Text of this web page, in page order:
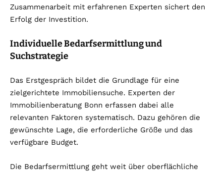
Zusammenarbeit mit erfahrenen Experten sichert den
Erfolg der Investition.
Individuelle Bedarfsermittlung und
Suchstrategie
Das Erstgespräch bildet die Grundlage für eine
zielgerichtete Immobiliensuche. Experten der
Immobilienberatung Bonn erfassen dabei alle
relevanten Faktoren systematisch. Dazu gehören die
gewünschte Lage, die erforderliche Größe und das
verfügbare Budget.
Die Bedarfsermittlung geht weit über oberflächliche